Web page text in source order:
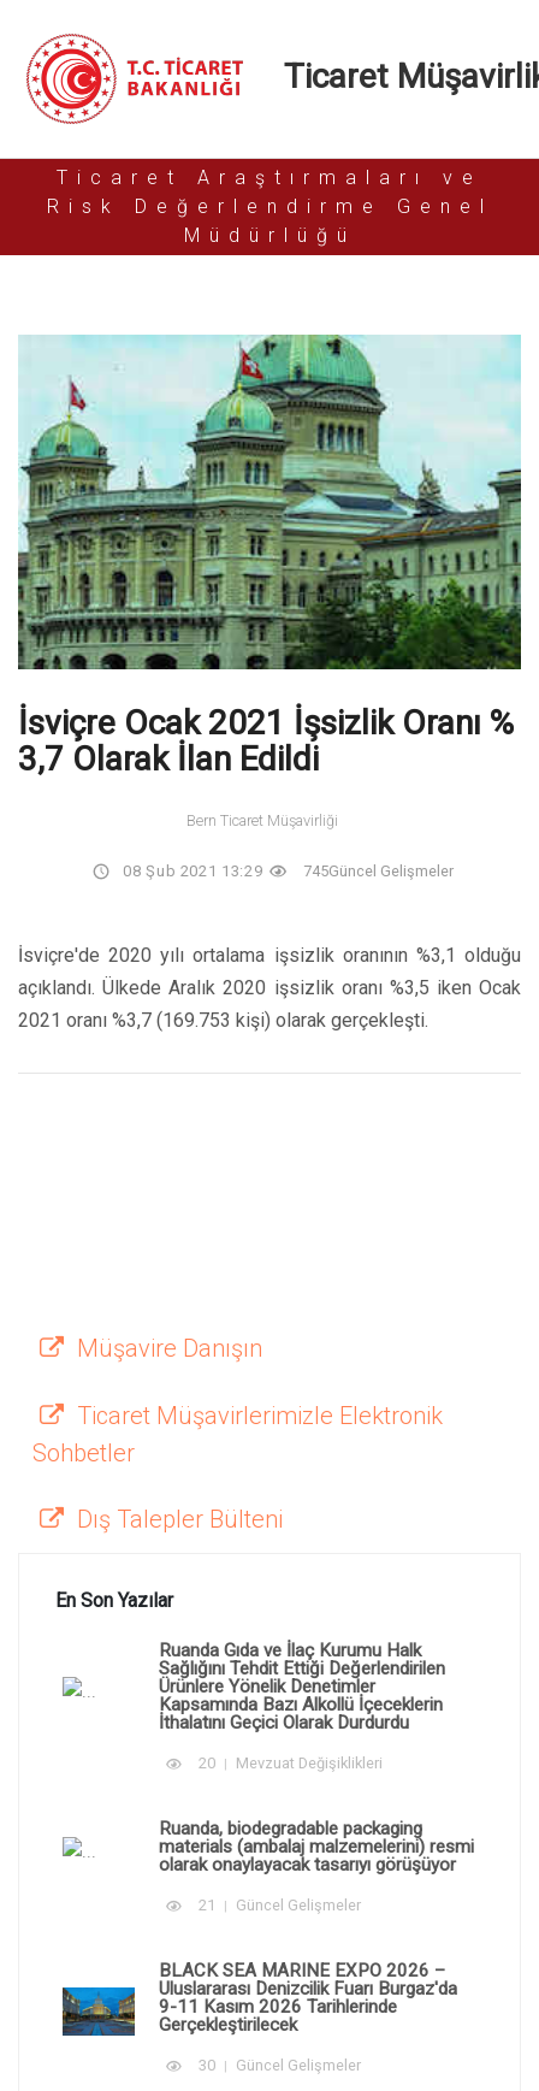
Ticaret
Ticaret Araştırmaları ve
Risk Değerlendirme Genel
Müdürlüğü
İsviçre Ocak 2021 İşsizlik Oranı %
3,7 Olarak İlan Edildi
Bern Ticaret Müşavirliği
08 Şub 2021 13:29 745Güncel Gelişmeler
İsviçre'de 2020 yılı ortalama işsizlik oranının %3,1 olduğu
açıklandı. Ülkede Aralık 2020 işsizlik oranı %3,5 iken Ocak
2021 oranı %3,7 (169.753 kişi) olarak gerçekleşti.
Müşavire Danışın
Ticaret Müşavirlerimizle Elektronik
Sohbetler
Dış Talepler Bülteni
En Son Yazılar
Ruanda Gıda ve İlaç Kurumu Halk
Sağlığını Tehdit Ettiği Değerlendirilen
Ürünlere Yönelik Denetimler
Kapsamında Bazı Alkollü İçeceklerin
İthalatını Geçici Olarak Durdurdu
20 Mevzuat Değişiklikleri
Ruanda, biodegradable packaging
materials (ambalaj malzemelerini) resmi
olarak onaylayacak tasarıyı görüşüyor
21 Güncel Gelişmeler
BLACK SEA MARINE EXPO 2026 –
Uluslararası Denizcilik Fuarı Burgaz'da
9-11 Kasım 2026 Tarihlerinde
Gerçekleştirilecek
30 Güncel Gelişmeler